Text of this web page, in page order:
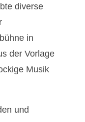
diverse
in
der Vorlage
Musik
und